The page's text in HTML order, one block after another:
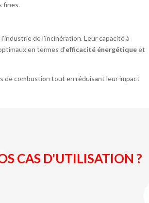
fines.
de l’incinération. Leur capacité à
en termes d’efficacité énergétiqueet
combustion tout en réduisant leur impact
CAS D'UTILISATION ?